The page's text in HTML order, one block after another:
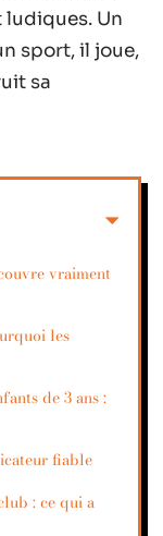
Un
sport, il joue,
sa
vraiment
les
de 3 ans :
fiable
: ce qui a